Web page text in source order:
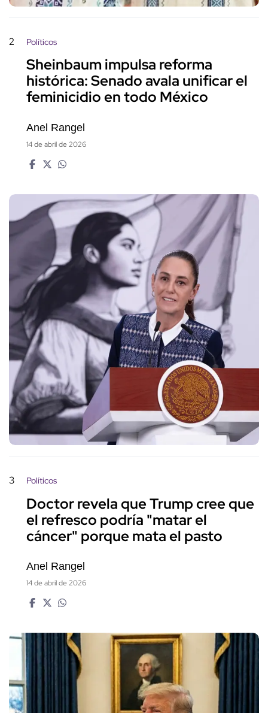
2 Políticos
Sheinbaum impulsa reforma
histórica: Senado avala unificar el
feminicidio en todo México
Anel Rangel
14 de abril de 2026
3 Políticos
Doctor revela que Trump cree que
el refresco podría "matar el
cáncer" porque mata el pasto
Anel Rangel
14 de abril de 2026